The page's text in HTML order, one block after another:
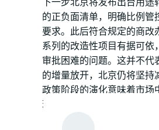
的正负面清单，明确比例管
要求。此后符合规定的商改
系列的改造性项目有据可依
审批困难的问题。这并不代
的增量放开，北京仍将坚持
政策阶段的演化意味着市场
现有低效资产的机会，迎来